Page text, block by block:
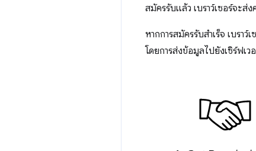
สมัครรับแล้ว เบราว์เซอร์จะส่
หากการสมัครรับสำเร็จ เบราว์
โดยการส่งข้อมูลไปยังเซิร์ฟเ